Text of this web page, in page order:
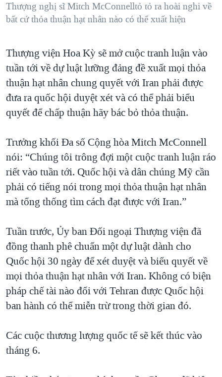
SỨC KHOẺ
GIÁO DỤC
TRỊNH VĨNH BÌNH - NGƯỜI HẠ 'BÊN THẮNG CUỘC'
CHI PHÍ CHIẾN TRANH AFGHANISTAN
CÁC GIÁ TRỊ CỘNG HÒA Ở VIỆT NAM
THƯỢNG ĐỈNH TRUMP-KIM TẠI VIỆT NAM
TRỊNH VĨNH BÌNH VS. CHÍNH PHỦ VIỆT NAM
BÊN KIA QUỐC LỘ: TIẾNG VỌNG TỪ NÔNG THÔN MỸ
QUAN HỆ VIỆT MỸ
Ngôn ngữ khác
Thượng nghị sĩ Mitch McConnelltỏ tỏ ra hoài nghi về
bất cứ thỏa thuận hạt nhân nào có thể xuất hiện
Thượng viện Hoa Kỳ sẽ mở cuộc tranh luận vào
tuần tới về dự luật lưỡng đảng đề xuất mọi thỏa
thuận hạt nhân chung quyết với Iran phải được
đưa ra quốc hội duyệt xét và có thể phải biểu
quyết để chấp thuận hãy bác bỏ thỏa thuận.
Trưởng khối Đa số Cộng hòa Mitch McConnell
nói: “Chúng tôi trông đợi một cuộc tranh luận ráo
riết vào tuần tới. Quốc hội và dân chúng Mỹ cần
phải có tiếng nói trong mọi thỏa thuận hạt nhân
mà tổng thống tìm cách đạt được với Iran.”
Tuần trước, Ủy ban Đối ngoại Thượng viện đã
đồng thanh phê chuẩn một dự luật dành cho
Quốc hội 30 ngày để xét duyệt và biểu quyết về
mọi thỏa thuận hạt nhân với Iran. Không có biện
pháp chế tài nào đối với Tehran được Quốc hội
ban hành có thể miễn trừ trong thời gian đó.
Các cuộc thương lượng quốc tế sẽ kết thúc vào
tháng 6.